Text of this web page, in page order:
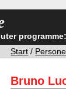
Start /
Bruno